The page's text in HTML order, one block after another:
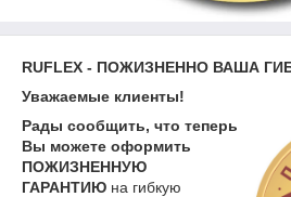
RUFLEX - ПОЖИЗНЕННО ВАША
Уважаемые клиенты!
Рады сообщить, что теперь
Вы можете оформить
ПОЖИЗНЕННУЮ
ГАРАНТИЮ на гибкую